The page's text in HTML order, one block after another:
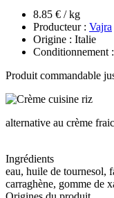
8.85 € / kg
Producteur : Vajra
Origine : Italie
Conditionnement
Produit commandable
alternative au crème
Ingrédients
eau, huile de tournesol,
carraghène, gomme de